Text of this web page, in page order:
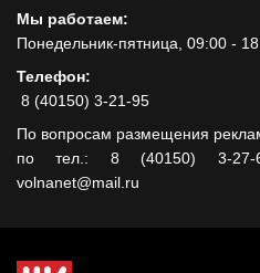
Мы работаем:
Понедельник-пятница, 09:00 -
Телефон:
8 (40150) 3-21-95
По вопросам размещения
по тел.: 8 (40150) 3-27-
volnanet@mail.ru